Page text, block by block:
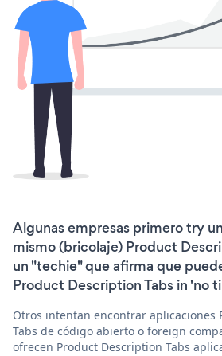
Algunas empresas primero try
mismo (bricolaje) Product
un "techie" que afirma que
Product Description Tabs in 'no
Otros intentan encontrar aplicaciones
Tabs de código abierto o foreign
ofrecen Product Description Tabs